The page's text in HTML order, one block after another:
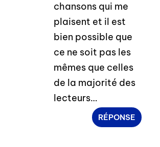
chansons qui me
plaisent et il est
bien possible que
ce ne soit pas les
mêmes que celles
de la majorité des
lecteurs…
RÉPONSE